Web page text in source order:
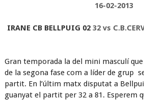
16-02-2013
IRANE CB BELLPUIG 0232 vs
Gran temporada la del mini masculí
de la segona fase com a líder de grup
partit. En l’últim matx disputat a
guanyat el partit per 32 a 81. Esperem